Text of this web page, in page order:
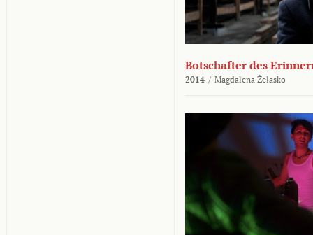
Botschafter des
2014 / Magdalena Żelasko